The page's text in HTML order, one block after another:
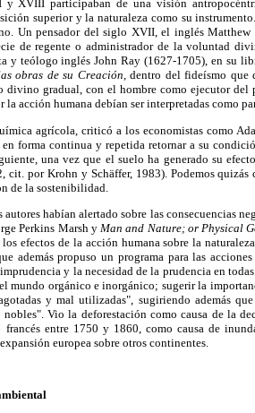
y XVIII participaban de una visión
superior y la naturaleza como su
Un pensador del siglo XVII, el inglés Matthew
de regente o administrador de la voluntad
y teólogo inglés John Ray (1627-1705), en su
obras de su Creación, dentro del fideísmo que
gradual, con el hombre como ejecutor del
acción humana debían ser interpretadas como
agrícola, criticó a los economistas como
en forma continua y repetida retornar a su
una vez que el suelo ha generado su
cit. por Krohn y Schäffer, 1983). Podemos
de la sostenibilidad.
habían alertado sobre las consecuencias
Perkins Marsh y Man and Nature; or Physical
efectos de la acción humana sobre la
además propuso un programa para las acciones
y la necesidad de la prudencia en
mundo orgánico e inorgánico; sugerir la
y mal utilizadas", sugiriendo además
nobles". Vio la deforestación como causa de la
entre 1750 y 1860, como causa de
europea sobre otros continentes.